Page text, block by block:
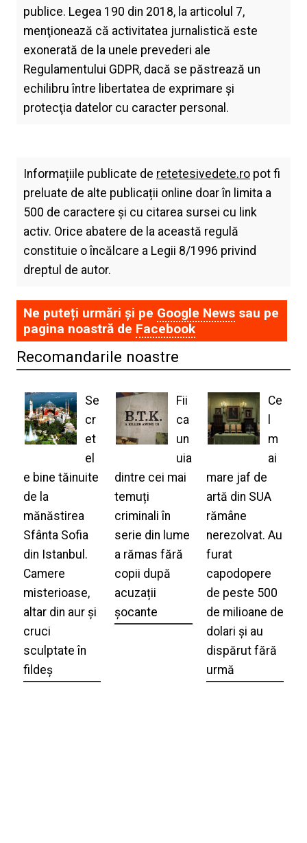
publice. Legea 190 din 2018, la articolul 7,
menţionează că activitatea jurnalistică este
exonerată de la unele prevederi ale
Regulamentului GDPR, dacă se păstrează un
echilibru între libertatea de exprimare şi
protecţia datelor cu caracter personal.
Informațiile publicate de retetesivedete.ropot fi
preluate de alte publicații online doar în limita a
500 de caractere și cu citarea sursei cu link
activ. Orice abatere de la această regulă
constituie o încălcare a Legii 8/1996 privind
dreptul de autor.
Ne puteți urmări și pe Google Newssau pe
pagina noastră de Facebook
Recomandarile noastre
Se
cr
et
el
e bine tăinuite
de la
mănăstirea
Sfânta Sofia
din Istanbul.
Camere
misterioase,
altar din aur și
cruci
sculptate în
fildeș
Fii
ca
un
uia
dintre cei mai
temuți
criminali în
serie din lume
a rămas fără
copii după
acuzații
șocante
Ce
m
ai
mare jaf de
artă din SUA
rămâne
nerezolvat. Au
furat
capodopere
de peste 500
de milioane de
dolari și au
dispărut fără
urmă